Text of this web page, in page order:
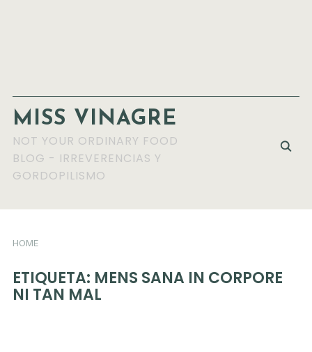
MISS VINAGRE
NOT YOUR ORDINARY FOOD
BLOG - IRREVERENCIAS Y
GORDOPILISMO
HOME
ETIQUETA: MENS SANA IN CORPORE
NI TAN MAL